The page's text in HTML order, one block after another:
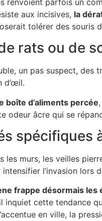
aux incisives, la
tolérer des souris
rats ou de
un pas suspect, des
d’œil.
boîte d’aliments percée
odeur âcre qui se
spécifiques
les murs, les veilles
l’invasion lors
frappe désormais
inquiet cette tendance
en ville, la